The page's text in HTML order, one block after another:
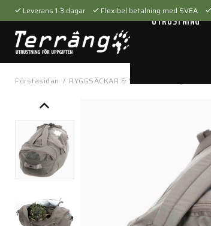
Leverans 1-3 dagar Flexibel betalning med SVEA
UTRUSTNING
Förstasidan / RYGGSÄCKAR & VÄSKOR